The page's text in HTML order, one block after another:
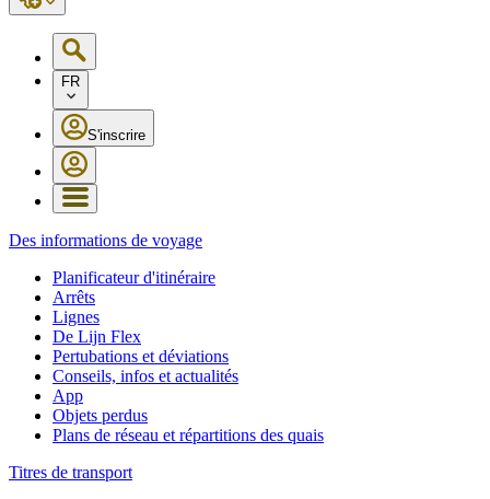
FR
S'inscrire
Des informations de voyage
Planificateur d'itinéraire
Arrêts
Lignes
De Lijn Flex
Pertubations et déviations
Conseils, infos et actualités
App
Objets perdus
Plans de réseau et répartitions des quais
Titres de transport